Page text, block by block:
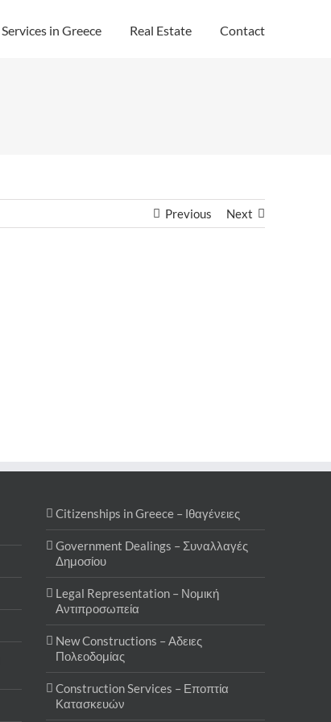
Services in Greece Real Estate Contact
Previous Next
Citizenships in Greece – Ιθαγένειες
Government Dealings – Συναλλαγές
Δημοσίου
Legal Representation – Νομική
Αντιπροσωπεία
New Constructions – Αδειες
Πολεοδομίας
Construction Services – Εποπτία
Κατασκευών